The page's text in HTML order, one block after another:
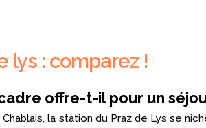
lys : comparez !
offre-t-il pour un
la station du Praz de Lys se